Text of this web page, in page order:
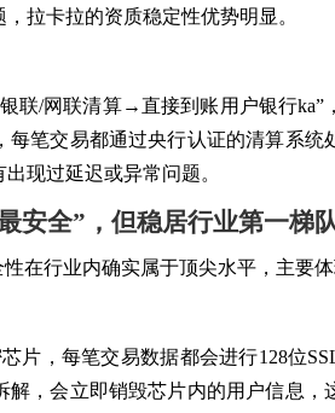
拉卡拉的资质稳定性优势明显。
联/网联清算→直接到账用户银行ka”
笔交易都通过央行认证的清算系统
现过延迟或异常问题。
安全”，但稳居行业第一梯
在行业内确实属于顶尖水平，主要体
片，每笔交易数据都会进行128位
解，会立即销毁芯片内的用户信息